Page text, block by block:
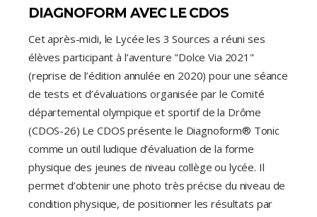
DIAGNOFORM AVEC LE CDOS
Cet après-midi, le Lycée les 3 Sources a réuni ses
élèves participant à l’aventure "Dolce Via 2021"
(reprise de l’édition annulée en 2020) pour une séance
de tests et d’évaluations organisée par le Comité
départemental olympique et sportif de la Drôme
(CDOS-26) Le CDOS présente le Diagnoform® Tonic
comme un outil ludique d’évaluation de la forme
physique des jeunes de niveau collège ou lycée. Il
permet d’obtenir une photo très précise du niveau de
condition physique, de positionner les résultats par